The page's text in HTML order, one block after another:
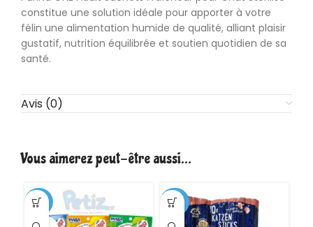
constitue une solution idéale pour apporter à votre
félin une alimentation humide de qualité, alliant plaisir
gustatif, nutrition équilibrée et soutien quotidien de sa
santé.
Avis (0)
Vous aimerez peut-être aussi…
-33% -23%